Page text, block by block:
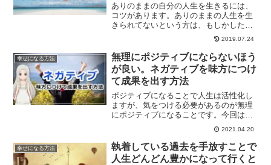
ありのままの自分の人生を生きるには、
コツがあります。ありのままの人生を生
きられてないという方は、もしかしたら
今いる環境が悪いだけかも知れません。
あなたらしくありのままの人生を生きる
方法についてご紹介します。
2019.07.24
幸せになる方法
無理にポジティブにならないほう
が良い。ネガティブを味方につけ
て成果を出す方法
ポジティブになることで人生は活性化し
ますが、気をつける必要があるのが無理
にポジティブになることです。今回は、
ネガティブを味方につけて成果を出す方
法について解説していきます。
2021.04.20
幸せになる方法
執着している過去を手放すことで
人生どんどん豊かになって行くと